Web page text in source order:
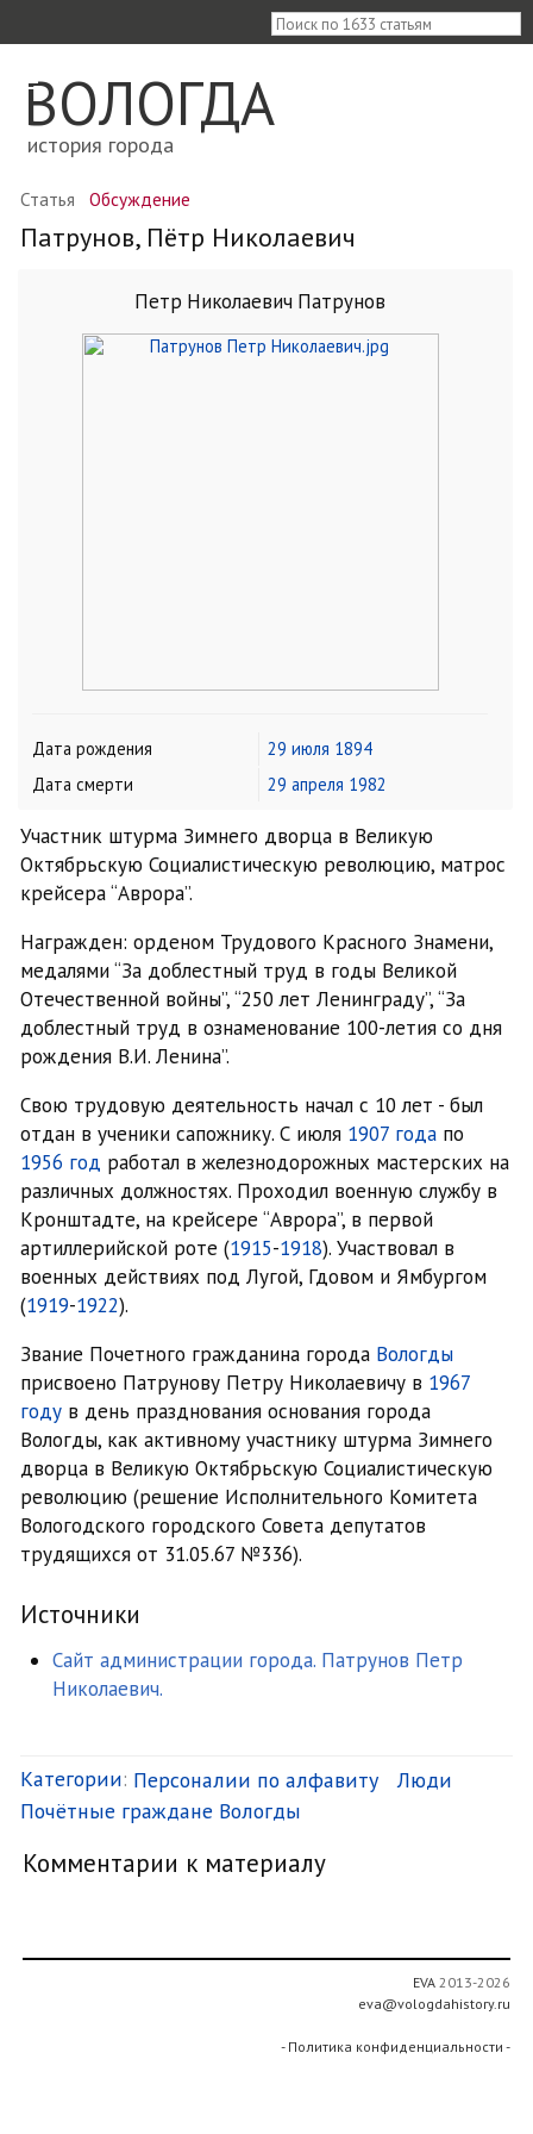
ВОЛОГДА
история города
≡
Статья Обсуждение
Патрунов, Пётр Николаевич
Петр Николаевич Патрунов
Дата рождения 29 июля 1894
Дата смерти
29 апреля 1982
Участник штурма Зимнего дворца в Великую
Октябрьскую Социалистическую революцию, матрос
крейсера “Аврора”.
Награжден: орденом Трудового Красного Знамени,
медалями “За доблестный труд в годы Великой
Отечественной войны”, “250 лет Ленинграду”, “За
доблестный труд в ознаменование 100-летия со дня
рождения В.И. Ленина”.
Свою трудовую деятельность начал с 10 лет - был
отдан в ученики сапожнику. С июля 1907 года по
1956 год работал в железнодорожных мастерских на
различных должностях. Проходил военную службу в
Кронштадте, на крейсере “Аврора”, в первой
артиллерийской роте (1915-1918). Участвовал в
военных действиях под Лугой, Гдовом и Ямбургом
(1919-1922).
Звание Почетного гражданина города Вологды
присвоено Патрунову Петру Николаевичу в 1967
году в день празднования основания города
Вологды, как активному участнику штурма Зимнего
дворца в Великую Октябрьскую Социалистическую
революцию (решение Исполнительного Комитета
Вологодского городского Совета депутатов
трудящихся от 31.05.67 №336).
Источники
Сайт администрации города. Патрунов Петр
Николаевич.
Категории: Персоналии по алфавиту
Люди
Почётные граждане Вологды
Комментарии к материалу
EVA 2013-2026
eva@vologdahistory.ru
- Политика конфиденциальности -